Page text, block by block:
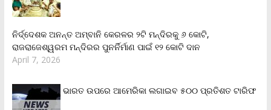
ନିର୍ଦ୍ଦେଶକ ଅନନ୍ତ ଅମ୍ବାନି କେରଳର ୨ଟି ମନ୍ଦିରକୁ ୬ କୋଟି,
ରାଜରାଜେଶ୍ୱରମ ମନ୍ଦିରର ପୁନର୍ନିର୍ମାଣ ପାଇଁ ୧୨ କୋଟି ଦାନ
April 7, 2026
ଭାରତ ଉପରେ ଆମେରିକା ଲଗାଇବ ୫୦୦ ପ୍ରତିଶତ ଟାରିଫ